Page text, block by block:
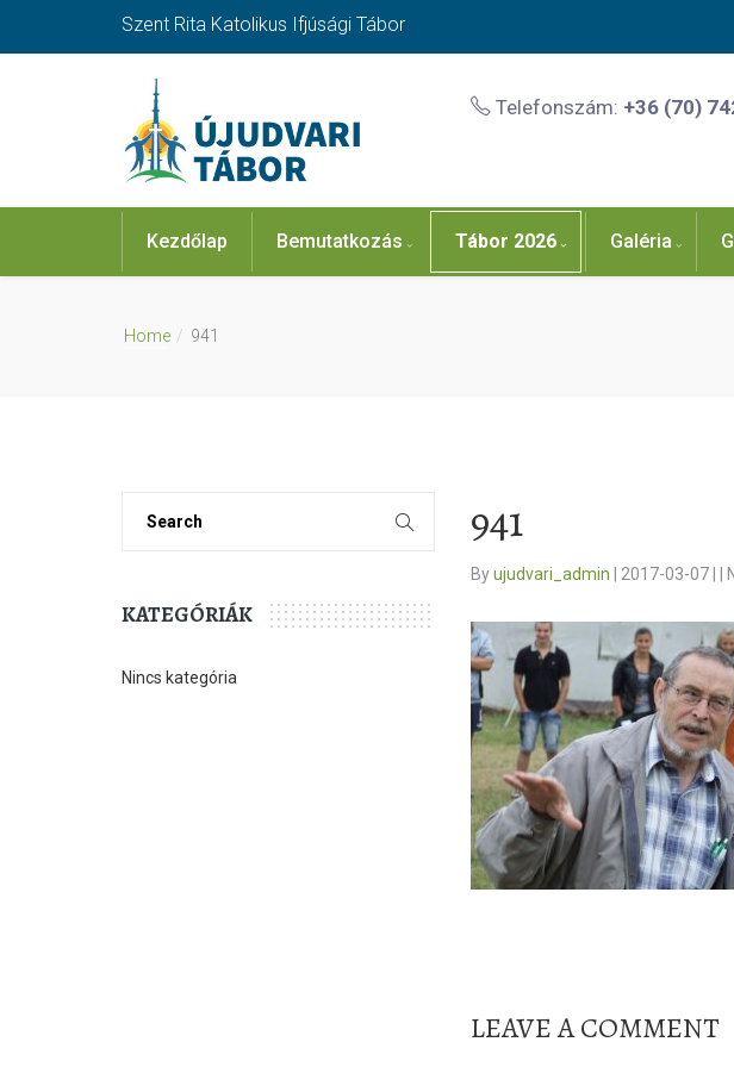
Szent Rita Katolikus Ifjúsági Tábor
Telefonszám: +36 (70)
Kezdőlap Bemutatkozás Tábor 2026 Galéria
Home 941
KATEGÓRIÁK
Nincs kategória
941
Byujudvari_admin 2017-03-07
LEAVE A COMMENT